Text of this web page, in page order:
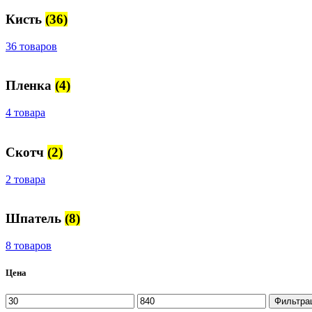
Кисть (36)
36 товаров
Пленка (4)
4 товара
Скотч (2)
2 товара
Шпатель (8)
8 товаров
Цена
Минимальная
Максимальная